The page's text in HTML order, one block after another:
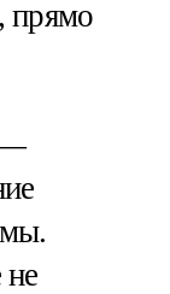
прямо
—